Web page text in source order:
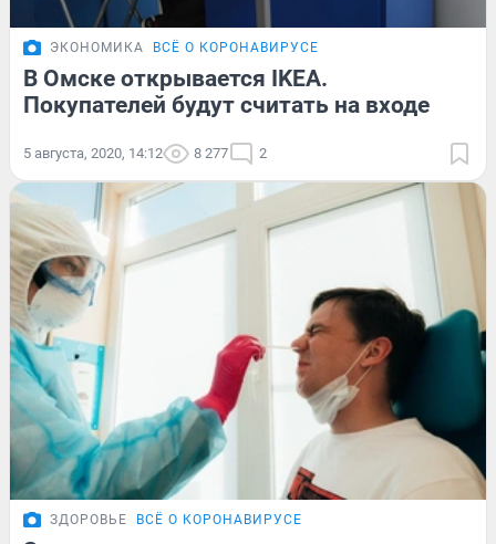
ЭКОНОМИКА ВСЁ О КОРОНАВИРУСЕ
В Омске открывается IKEA.
Покупателей будут считать на входе
5 августа, 2020, 14:12 8 277 2
ЗДОРОВЬЕ ВСЁ О КОРОНАВИРУСЕ